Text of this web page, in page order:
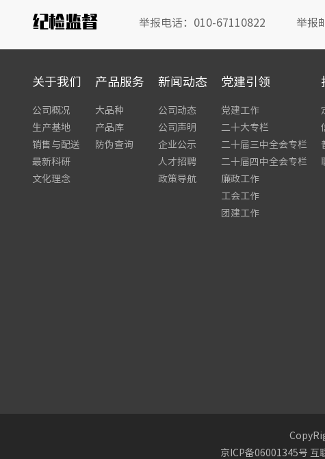
纪检监督 举报电话：010-67110822 举报
关于我们
公司概况
生产基地
销售与配送
最新科研
文化理念
产品服务
大品种
产品库
防伪查询
新闻动态
公司动态
公司声明
企业公示
人才招聘
政策导航
党建引领
党建工作
二十大专栏
二十届三中全会专栏
二十届四中全会专栏
廉政工作
工会工作
团建工作
京ICP备06001345号 互